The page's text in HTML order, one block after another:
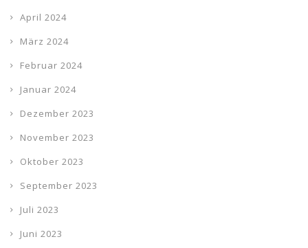
April 2024
März 2024
Februar 2024
Januar 2024
Dezember 2023
November 2023
Oktober 2023
September 2023
Juli 2023
Juni 2023